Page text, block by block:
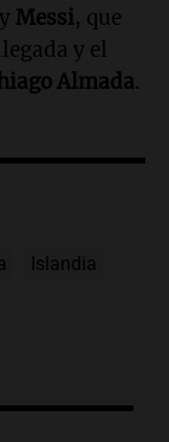
yMessi, que
y el
Almada.
Islandia